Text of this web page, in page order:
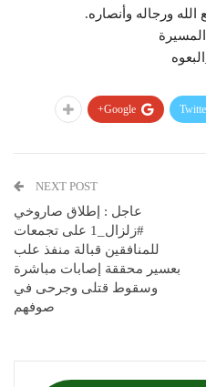
ورجاله وأنصاره.
Google+
NEXT POST
عاجل : إطلاق صاروخي
#زلزال_1 على تجمعات
للمنافقين قبالة منفذ علب
بعسير محققة إصابات مباشرة
وسقوط قتلى وجرحى في
صوفهم